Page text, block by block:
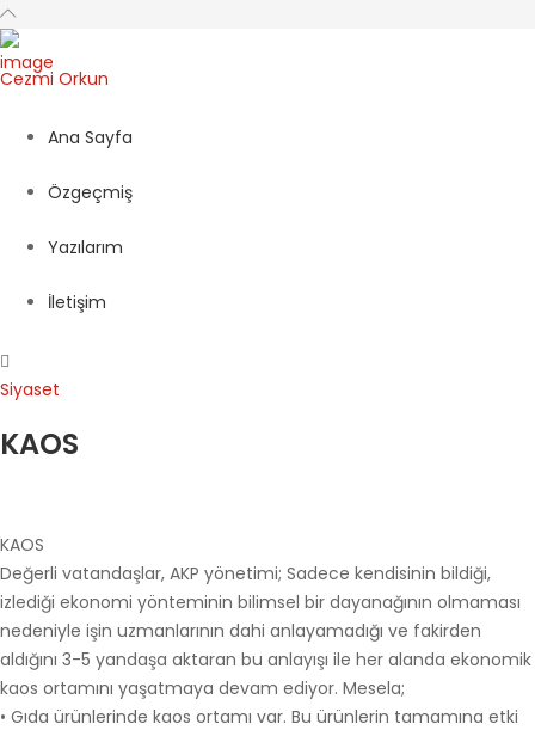
Cezmi Orkun
Ana Sayfa
Özgeçmiş
Yazılarım
İletişim
Siyaset
KAOS
KAOS
Değerli vatandaşlar, AKP yönetimi; Sadece kendisinin bildiği,
izlediği ekonomi yönteminin bilimsel bir dayanağının olmaması
nedeniyle işin uzmanlarının dahi anlayamadığı ve fakirden
aldığını 3-5 yandaşa aktaran bu anlayışı ile her alanda ekonomik
kaos ortamını yaşatmaya devam ediyor. Mesela;
• Gıda ürünlerinde kaos ortamı var. Bu ürünlerin tamamına etki